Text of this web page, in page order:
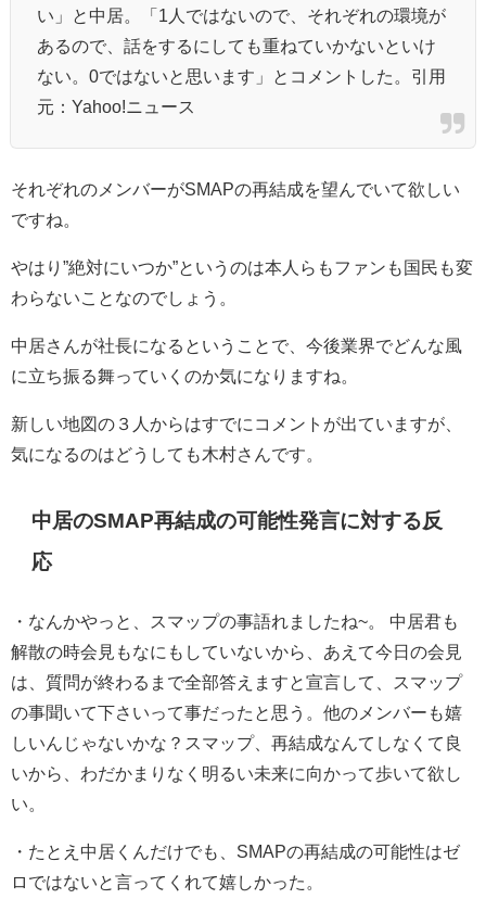
い」と中居。「1人ではないので、それぞれの環境が
あるので、話をするにしても重ねていかないといけ
ない。0ではないと思います」とコメントした。引用
元：Yahoo!ニュース
それぞれのメンバーがSMAPの再結成を望んでいて欲しい
ですね。
やはり”絶対にいつか”というのは本人らもファンも国民も変
わらないことなのでしょう。
中居さんが社長になるということで、今後業界でどんな風
に立ち振る舞っていくのか気になりますね。
新しい地図の３人からはすでにコメントが出ていますが、
気になるのはどうしても木村さんです。
中居のSMAP再結成の可能性発言に対する反
応
・ なんかやっと、スマップの事語れましたね~。 中居君も
解散の時会見もなにもしていないから、あえて今日の会見
は、質問が終わるまで全部答えますと宣言して、スマップ
の事聞いて下さいって事だったと思う。 他のメンバーも嬉
しいんじゃないかな？ スマップ、再結成なんてしなくて良
いから、わだかまりなく明るい未来に向かって歩いて欲し
い。
・ たとえ中居くんだけでも、SMAPの再結成の可能性はゼ
ロではないと言ってくれて嬉しかった。